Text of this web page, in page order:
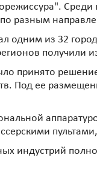
разным
одним из 32
принято
Под ее
индустрий